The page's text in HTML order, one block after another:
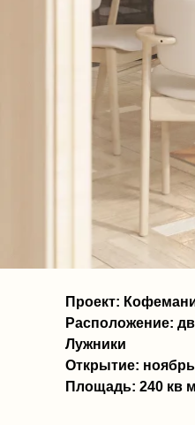
Проект:
Расположение:
Лужники
Открытие:
Площадь: 240 кв м